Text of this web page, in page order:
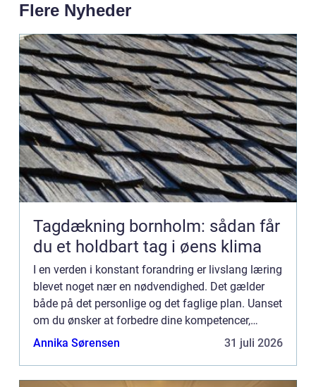
Flere Nyheder
Tagdækning bornholm: sådan får
du et holdbart tag i øens klima
I en verden i konstant forandring er livslang læring
blevet noget nær en nødvendighed. Det gælder
både på det personlige og det faglige plan. Uanset
om du ønsker at forbedre dine kompetencer,
udvide dit ken...
Annika Sørensen 31 juli 2026